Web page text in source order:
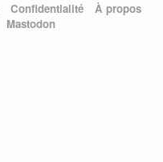
Confidentialité
À propos
Mastodon